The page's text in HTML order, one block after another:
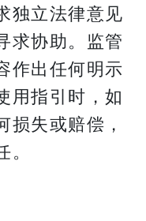
独立法律意见
求协助。监管
作出任何明示
用指引时，如
损失或赔偿，
。